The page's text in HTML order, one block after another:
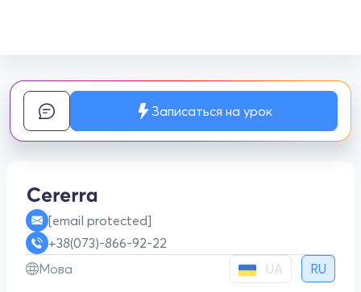
Записаться на урок
[email protected]
+38(073)-866-92-22
Мова
UA RU